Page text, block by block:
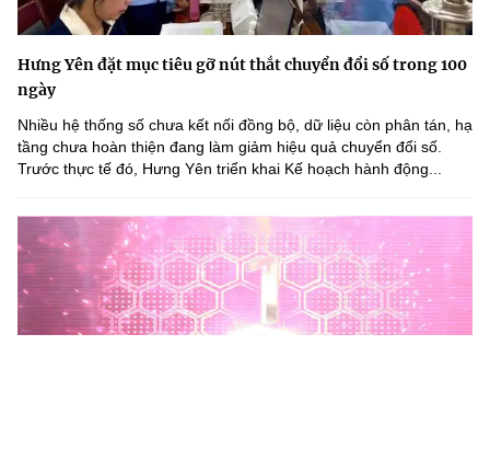
Hưng Yên đặt mục tiêu gỡ nút thắt chuyển đổi số trong 100
ngày
Nhiều hệ thống số chưa kết nối đồng bộ, dữ liệu còn phân tán, hạ
tầng chưa hoàn thiện đang làm giảm hiệu quả chuyển đổi số.
Trước thực tế đó, Hưng Yên triển khai Kế hoạch hành động...